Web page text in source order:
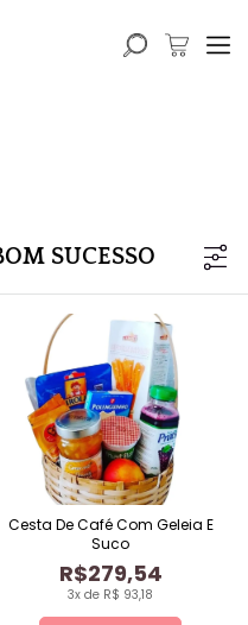
SUCESSO
3x de R$ 93,18
R$279,54
Cesta De Café Com Geleia E
Suco